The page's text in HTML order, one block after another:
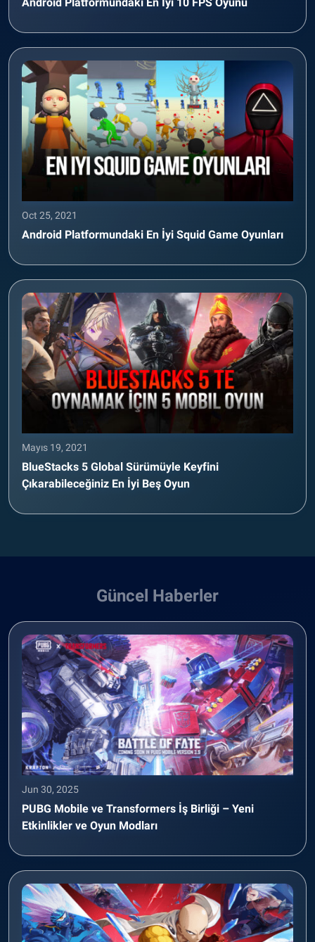
Oct 25, 2021
Android Platformundaki En İyi Squid Game Oyunları
Mayıs 19, 2021
BlueStacks 5 Global Sürümüyle Keyfini
Çıkarabileceğiniz En İyi Beş Oyun
Güncel Haberler
Jun 30, 2025
PUBG Mobile ve Transformers İş Birliği – Yeni
Etkinlikler ve Oyun Modları